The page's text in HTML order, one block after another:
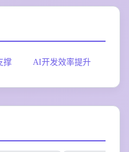
撑 AI开发效率提升